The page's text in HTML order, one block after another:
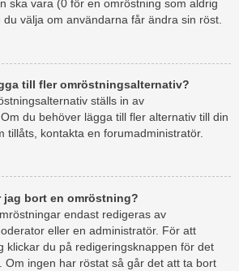
ska vara (0 för en omröstning som aldrig
välja om användarna får ändra sin röst.
till fler omröstningsalternativ?
ställs in av
du behöver lägga till fler alternativ till din
tillåts, kontakta en forumadministratör.
jag bort en omröstning?
endast redigeras av
eller en administratör. För att
klickar du på redigeringsknappen för det
Om ingen har röstat så går det att ta bort